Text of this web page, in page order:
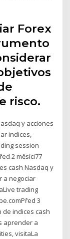
Forex
risco.
y acciones
indices,
session
2 měsíci77
cash Nasdaq y
a negociar
trading
3
de indices cash
aprender a
visitaLa